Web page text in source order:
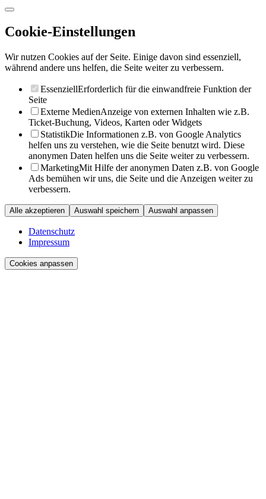
Cookie-Einstellungen
Wir nutzen Cookies auf der Seite. Einige davon sind essenziell,
während andere uns helfen, die Seite weiter zu verbessern.
EssenziellErforderlich für die einwandfreie Funktion der
Seite
Externe MedienAnzeige von externen Inhalten wie z.B.
Ticket-Buchung, Videos, Karten oder Widgets
StatistikDie Informationen z.B. von Google Analytics
helfen uns zu verstehen, wie die Seite benutzt wird. Diese
anonymen Daten helfen uns die Seite weiter zu verbessern.
MarketingMit Hilfe der anonymen Daten z.B. von Google
Ads bemühen wir uns, die Seite und die Anzeigen weiter zu
verbessern.
Alle akzeptieren Auswahl speichern Auswahl anpassen
Datenschutz
Impressum
Cookies anpassen